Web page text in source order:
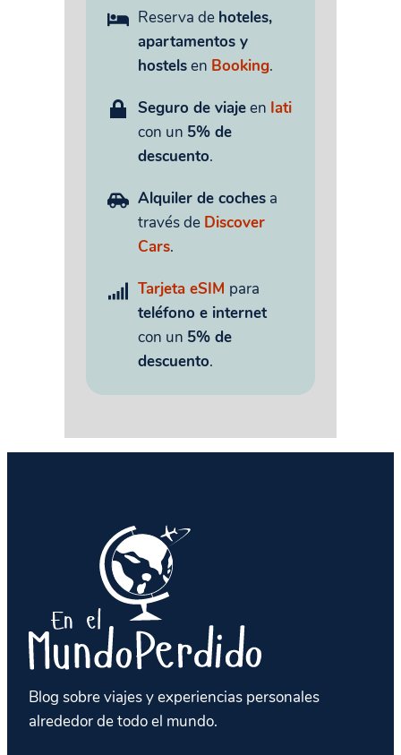
Reserva de hoteles,
apartamentos y
hostelsen Booking.
Seguro de viajeen Iati
con un 5% de
descuento.
Alquiler de coches a
través de Discover
Cars.
Tarjeta eSIM para
teléfono e internet
con un 5% de
descuento.
Blog sobre viajes y experiencias personales
alrededor de todo el mundo.